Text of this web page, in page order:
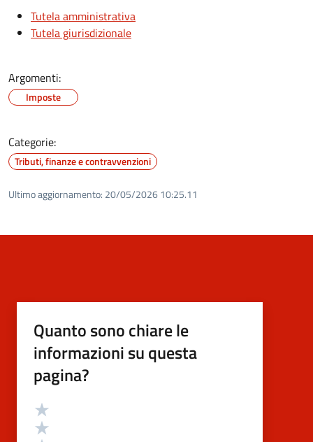
Tutela amministrativa
Tutela giurisdizionale
Argomenti:
Imposte
Categorie:
Tributi, finanze e contravvenzioni
Ultimo aggiornamento: 20/05/2026 10:25.11
Quanto sono chiare le
informazioni su questa
pagina?
Valutazione